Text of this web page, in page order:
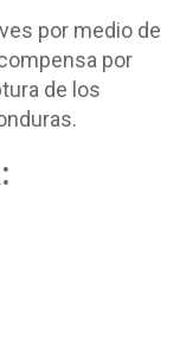
por medio de
por
de los